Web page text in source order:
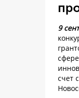
9
счет